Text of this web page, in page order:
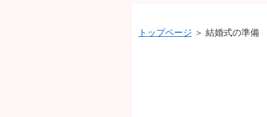
トップページ ＞ 結婚式の準備